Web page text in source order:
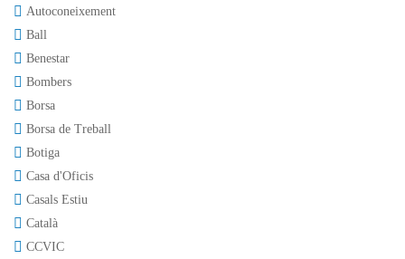
Autoconeixement
Ball
Benestar
Bombers
Borsa
Borsa de Treball
Botiga
Casa d'Oficis
Casals Estiu
Català
CCVIC